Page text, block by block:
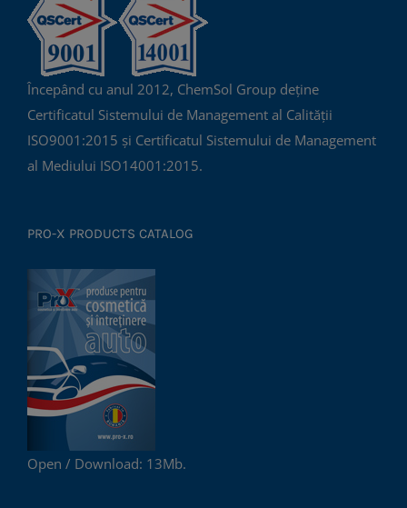
Începând cu anul 2012, ChemSol Group deține
Certificatul Sistemului de Management al Calității
ISO9001:2015 și Certificatul Sistemului de Management
al Mediului ISO14001:2015.
PRO-X PRODUCTS CATALOG
Open / Download: 13Mb.